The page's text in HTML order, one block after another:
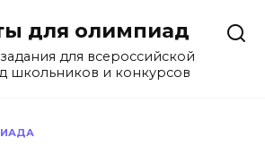
для олимпиад
для всероссийской
школьников и конкурсов